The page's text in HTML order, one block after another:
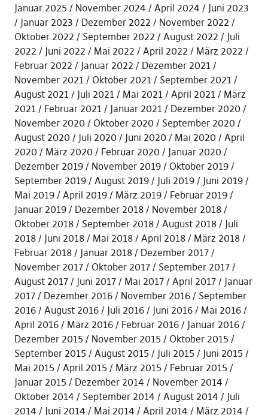
Januar 2025
November 2024 April 2024
Juni 2023
Januar 2023
Dezember 2022
November 2022
Oktober 2022
September 2022 August 2022
Juli
2022
Juni 2022 Mai 2022 April 2022
März 2022
Februar 2022
Januar 2022
Dezember 2021
November 2021
Oktober 2021
September 2021
August 2021
Juli 2021 Mai 2021 April 2021
März
2021
Februar 2021 Januar 2021
Dezember 2020
November 2020
Oktober 2020
September 2020
August 2020
Juli 2020 Juni 2020 Mai 2020
April
2020
März 2020 Februar 2020
Januar 2020
Dezember 2019
November 2019
Oktober 2019
September 2019
August 2019 Juli 2019
Juni 2019
Mai 2019
April 2019 März 2019
Februar 2019
Januar 2019
Dezember 2018
November 2018
Oktober 2018
September 2018 August 2018
Juli
2018
Juni 2018 Mai 2018 April 2018
März 2018
Februar 2018
Januar 2018
Dezember 2017
November 2017
Oktober 2017
September 2017
August 2017
Juni 2017 Mai 2017 April 2017
Januar
2017
Dezember 2016 November 2016
September
2016
August 2016 Juli 2016 Juni 2016
Mai 2016
April 2016
März 2016 Februar 2016
Januar 2016
Dezember 2015
November 2015
Oktober 2015
September 2015
August 2015 Juli 2015
Juni 2015
Mai 2015
April 2015 März 2015
Februar 2015
Januar 2015
Dezember 2014
November 2014
Oktober 2014
September 2014 August 2014
Juli
2014
Juni 2014 Mai 2014 April 2014 März 2014